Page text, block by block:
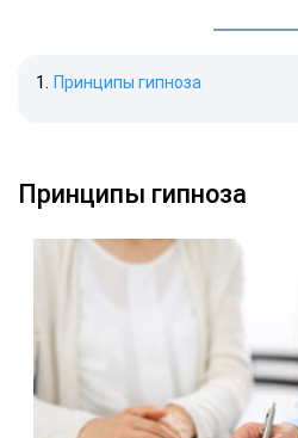
Принципы гипноза
Принципы гипноза